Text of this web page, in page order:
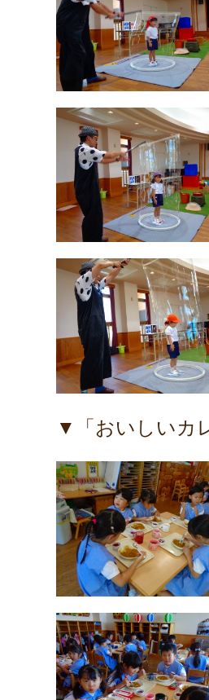
▼「おいしいカ